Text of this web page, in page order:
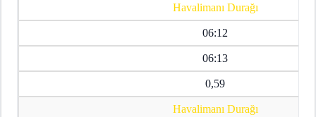
Havalimanı Durağı
06:12
06:13
0,59
Havalimanı Durağı